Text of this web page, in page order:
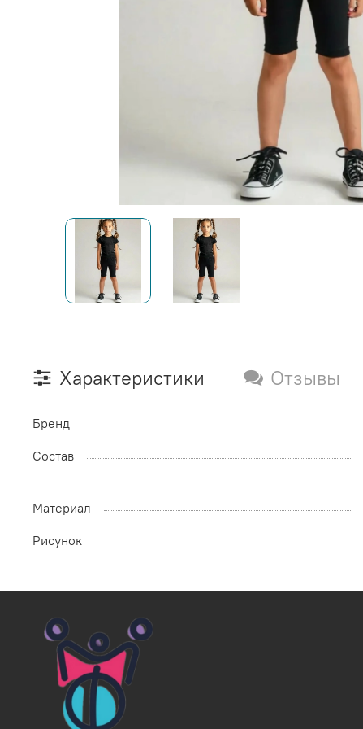
Характеристики Отзывы
Бренд
Состав
Материал
Рисунок